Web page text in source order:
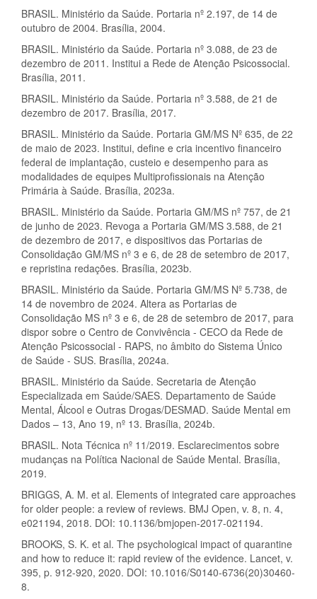
BRASIL. Ministério da Saúde. Portaria nº 2.197, de 14 de
outubro de 2004. Brasília, 2004.
BRASIL. Ministério da Saúde. Portaria nº 3.088, de 23 de
dezembro de 2011. Institui a Rede de Atenção Psicossocial.
Brasília, 2011.
BRASIL. Ministério da Saúde. Portaria nº 3.588, de 21 de
dezembro de 2017. Brasília, 2017.
BRASIL. Ministério da Saúde. Portaria GM/MS Nº 635, de 22
de maio de 2023. Institui, define e cria incentivo financeiro
federal de implantação, custeio e desempenho para as
modalidades de equipes Multiprofissionais na Atenção
Primária à Saúde. Brasília, 2023a.
BRASIL. Ministério da Saúde. Portaria GM/MS nº 757, de 21
de junho de 2023. Revoga a Portaria GM/MS 3.588, de 21
de dezembro de 2017, e dispositivos das Portarias de
Consolidação GM/MS nº 3 e 6, de 28 de setembro de 2017,
e repristina redações. Brasília, 2023b.
BRASIL. Ministério da Saúde. Portaria GM/MS Nº 5.738, de
14 de novembro de 2024. Altera as Portarias de
Consolidação MS nº 3 e 6, de 28 de setembro de 2017, para
dispor sobre o Centro de Convivência - CECO da Rede de
Atenção Psicossocial - RAPS, no âmbito do Sistema Único
de Saúde - SUS. Brasília, 2024a.
BRASIL. Ministério da Saúde. Secretaria de Atenção
Especializada em Saúde/SAES. Departamento de Saúde
Mental, Álcool e Outras Drogas/DESMAD. Saúde Mental em
Dados – 13, Ano 19, nº 13. Brasília, 2024b.
BRASIL. Nota Técnica nº 11/2019. Esclarecimentos sobre
mudanças na Política Nacional de Saúde Mental. Brasília,
2019.
BRIGGS, A. M. et al. Elements of integrated care approaches
for older people: a review of reviews. BMJ Open, v. 8, n. 4,
e021194, 2018. DOI: 10.1136/bmjopen-2017-021194.
BROOKS, S. K. et al. The psychological impact of quarantine
and how to reduce it: rapid review of the evidence. Lancet, v.
395, p. 912-920, 2020. DOI: 10.1016/S0140-6736(20)30460-
8.